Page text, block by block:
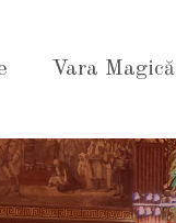
Vara Magică